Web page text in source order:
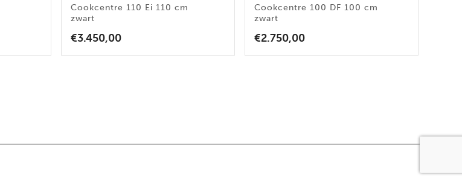
Cookcentre 110 Ei 110 cm
zwart
€3.450,00
Cookcentre 100 DF 100 cm
zwart
€2.750,00